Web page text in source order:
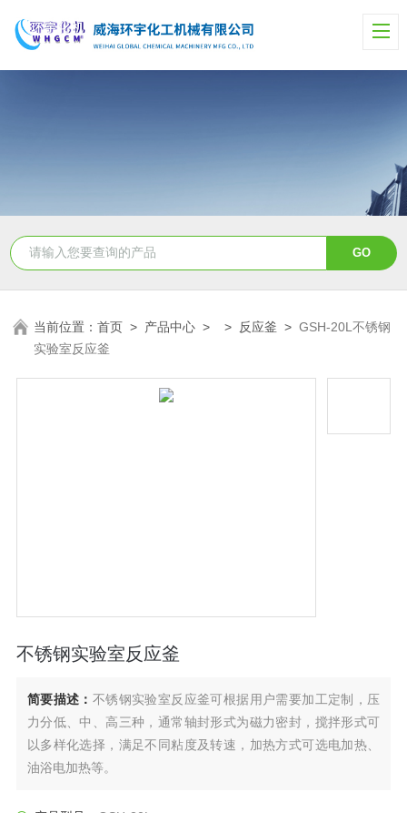
当前位置：首页 > 产品中心 > > 反应釜 >GSH-20L不锈钢
实验室反应釜
不锈钢实验室反应釜
简要描述： 不锈钢实验室反应釜可根据用户需要加工定制，压
力分低、中、高三种，通常轴封形式为磁力密封，搅拌形式可
以多样化选择，满足不同粘度及转速，加热方式可选电加热、
油浴电加热等。